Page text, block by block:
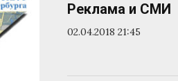
Реклама и СМИ
02.04.2018 21:45